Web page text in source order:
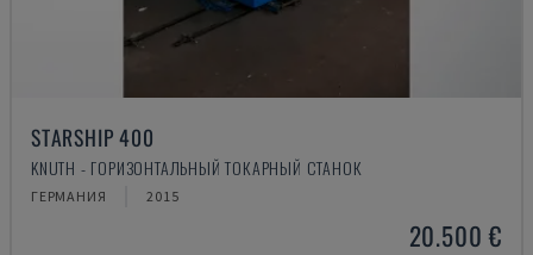
STARSHIP 400
KNUTH - ГОРИЗОНТАЛЬНЫЙ ТОКАРНЫЙ СТАНОК
ГЕРМАНИЯ 2015
20.500 €